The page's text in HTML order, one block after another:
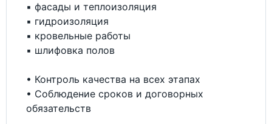
▪ фасады и теплоизоляция
▪ гидроизоляция
▪ кровельные работы
▪ шлифовка полов
• Контроль качества на всех этапах
• Соблюдение сроков и договорных
обязательств